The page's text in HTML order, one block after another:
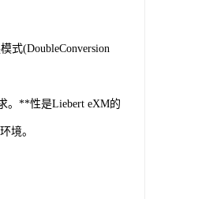
式(DoubleConversion
。**性是Liebert eXM的
境。